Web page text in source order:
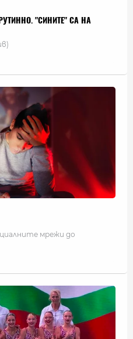
"СИНИТЕ" СА НА
мрежи до